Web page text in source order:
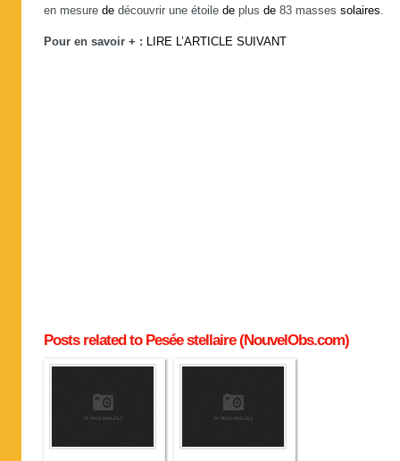
en mesure de découvrir une étoile de plus de 83 masses solaires.
Pour en savoir + : LIRE L’ARTICLE SUIVANT
Posts related to Pesée stellaire (NouvelObs.com)